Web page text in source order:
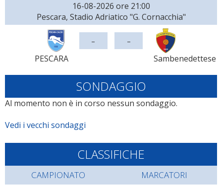
16-08-2026 ore 21:00
Pescara, Stadio Adriatico "G. Cornacchia"
PESCARA
- -
Sambenedettese
SONDAGGIO
Al momento non è in corso nessun sondaggio.
Vedi i vecchi sondaggi
CLASSIFICHE
CAMPIONATO MARCATORI